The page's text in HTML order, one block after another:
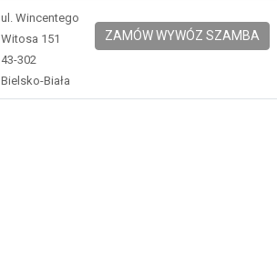
ul. Wincentego
Witosa 151
43-302
Bielsko-Biała
ZAMÓW WYWÓZ SZAMBA